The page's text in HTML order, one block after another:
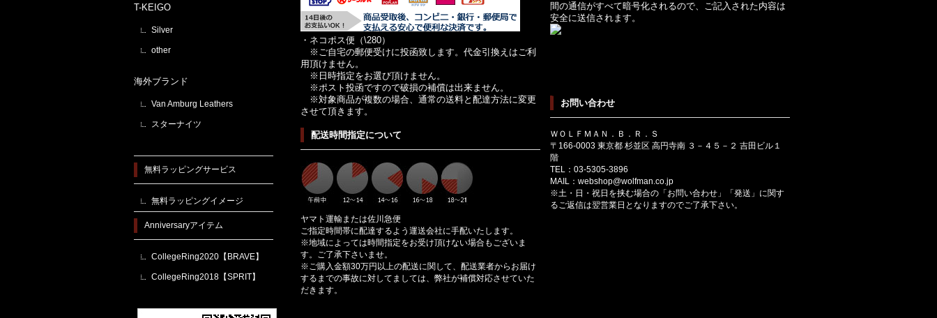
・ネコポス便（\280）
※ご自宅の郵便受けに投函致します。代金引換えはご利
用頂けません。
※日時指定をお選び頂けません。
※ポスト投函ですので破損の補償は出来ません。
※対象商品が複数の場合、通常の送料と配達方法に変更
させて頂きます。
配送時間指定について
ヤマト運輸または佐川急便
ご指定時間帯に配達するよう運送会社に手配いたします。
※地域によっては時間指定をお受け頂けない場合もございま
す。ご了承下さいませ。
※ご購入金額30万円以上の配送に関して、配送業者からお届け
するまでの事故に対してましては、弊社が補償対応させていた
だきます。
間の通信がすべて暗号化されるので、ご記入された内容は
安全に送信されます。
お問い合わせ
ＷＯＬＦＭＡＮ．Ｂ．Ｒ．Ｓ
〒166-0003 東京都 杉並区 高円寺南 ３－４５－２ 吉田ビル１
階
TEL：03-5305-3896
MAIL： webshop@wolfman.co.jp
※土・日・祝日を挟む場合の「お問い合わせ」「発送」に関す
るご返信は翌営業日となりますのでご了承下さい。
T-KEIGO
Silver
other
海外ブランド
Van Amburg Leathers
スターナイツ
無料ラッピングサービス
無料ラッピングイメージ
Anniversaryアイテム
CollegeRing2020【BRAVE】
CollegeRing2018【SPRIT】